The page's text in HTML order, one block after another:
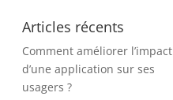
Articles récents
Comment améliorer l’impact
d’une application sur ses
usagers ?